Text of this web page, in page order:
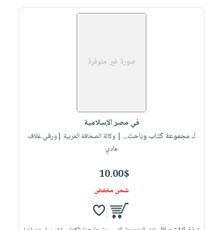
في مصر الإسلامية
لـ مجموعة كتاب وباحث... | وكالة الصحافة العربية |ورقي غلاف
عادي
10.00$
شحن مخفض